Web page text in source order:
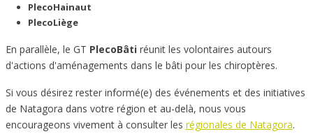
PlecoHainaut
PlecoLiège
En parallèle, le GT PlecoBâti réunit les volontaires autours
d'actions d'aménagements dans le bâti pour les chiroptères.
Si vous désirez rester informé(e) des événements et des initiatives
de Natagora dans votre région et au-delà, nous vous
encourageons vivement à consulter les régionales de Natagora.